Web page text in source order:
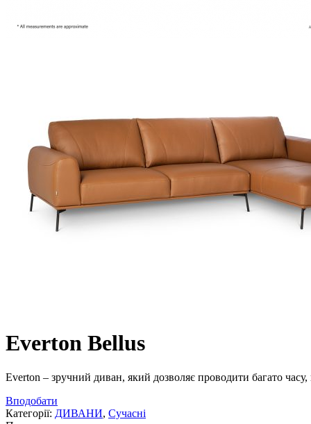
Everton Bellus
Everton – зручний диван, який дозволяє проводити багато
Вподобати
Категорії: ДИВАНИ, Сучасні